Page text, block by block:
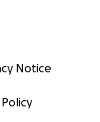
Notice